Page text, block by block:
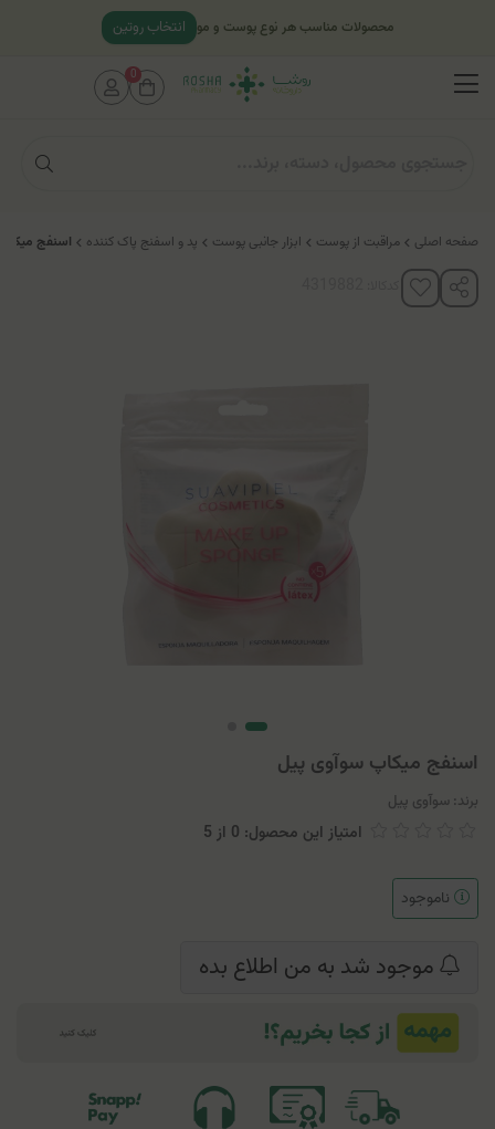
صفحه اصلی مراقبت از پوست ابزار جانبی پوست پد و اسفنج پاک کننده اسنفج
اسنفج میکاپ سوآوی پیل
برند: سوآوی پیل
امتیاز این محصول: 0 از 5
ناموجود
موجود شد به من اطلاع بده
محصولات مناسب هر نوع پوست و مو انتخاب روتین
0